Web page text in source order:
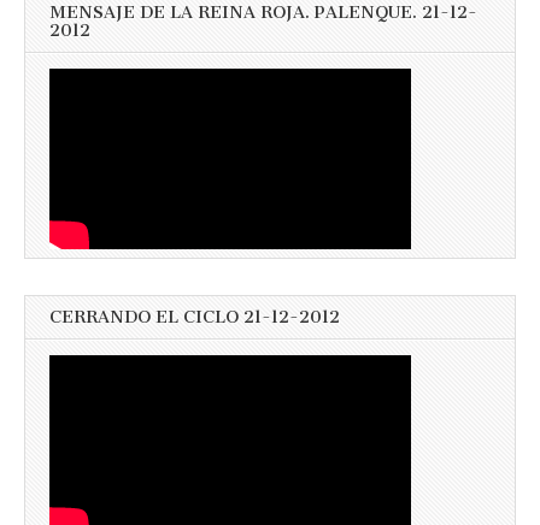
MENSAJE DE LA REINA ROJA. PALENQUE. 21-12-
2012
CERRANDO EL CICLO 21-12-2012